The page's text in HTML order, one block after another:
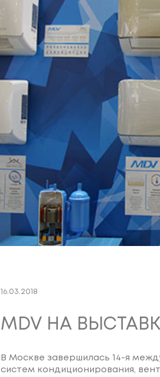
16.03.2018
MDV НА
В Москве завершилась 14-я
систем кондиционирования,